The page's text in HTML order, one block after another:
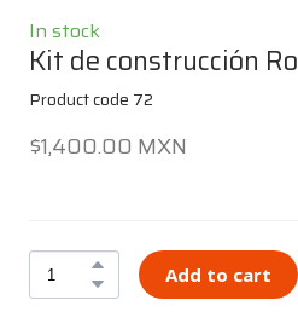
In stock
Kit de construcción
Product code 72
$1,400.00 MXN
Add to cart